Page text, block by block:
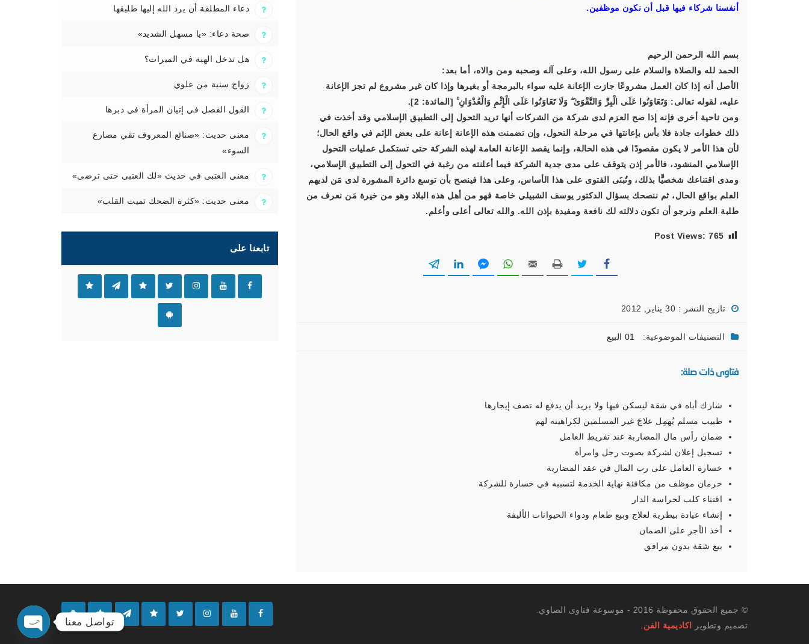
أنفسنا شركاء فيها قبل أن نكون موظفين.
بسم الله الرحمن الرحيم
الحمد لله والصلاة والسلام على رسول الله، وعلى آله وصحبه ومن والاه، أما بعد:
الأصل أنه إذا كان العمل مشروعًا جازت الإعانة عليه سواء بالبرمجة أو بغيرها وإذا كان غير مشروع لم تجز الإعانة
عليه، لقوله تعالى: وَتَعَاوَنُوا عَلَى الْبِرِّ وَالتَّقْوَىٰ ۖ وَلَا تَعَاوَنُوا عَلَى الْإِثْمِ وَالْعُدْوَانِ ۚ [المائدة: 2].
ومن ناحية أخرى فإنه إذا صح العزم لدى شركة من الشركات أنها تريد التحول إلى التطبيق الإسلامي وقد أخذت في
ذلك خطوات جادة فلا بأس بإعانتها في مرحلة التحول، وإن تضمنت هذه الإعانة إعانة على بعض الإثم في واقع الحال؛
لأن هذا الأمر لا يكون مقصودًا في هذه الحالة، وإنما يقصد الإعانة العامة لهذه الشركة حتى تستكمل عمليات التحول
الإسلامي المنشود، فالأمر إذن يتوقف على مدى جدية الشركة فيما أعلنته من رغبة في التحول إلى التطبيق الإسلامي،
ومدى اقتناعك شخصيًّا بذلك، وتُبنَى الفتوى على هذا الأساس، وعلى هذا فينصح بأن توسع دائرة المشورة لدى مَن لديهم
العلم بواقع الحال، ثم ننصحك بسؤال الدكتور يوسف الشبيلي خاصة فهو من أهل هذه البلاد وهو من خيرة مَن نعرف من
طلبة العلم ونرجو أن تكون دلالته لك نافعة ومفيدة بإذن الله. والله تعالى أعلى وأعلم.
Post Views: 765
تاريخ النشر : 30 يناير, 2012
التصنيفات الموضوعية: 01 البيع
فتاوى ذات صلة:
شارك أباه في شقة ليسكن فيها ولا يريد أن يدفع له نصف إيجارها
طبيب مسلم يُهمِل علاجَ غير المسلمين لكراهيته لهم
ضمان رأس مال المضاربة عند تفريط العامل
تسجيل إعلان لشركة بصوت رجل وامرأة
خسارة العامل على رب المال في عقد المضاربة
حرمان موظف من مكافئة نهاية الخدمة لتسببه في خسارة للشركة
اقتناء كلب لحراسة الدار
إنشاء عيادة بيطرية لعلاج وبيع طعام ودواء الحيوانات الأليفة
أخذ الأجر على الضمان
بيع شقة بدون مرافق
دعاء المطلقة أن يرد الله إليها طليقها
صحة دعاء: «يا مسهل الشديد»
هل تدخل الهبة في الميراث؟
زواج سنية من علوي
القول الفصل في إتيان المرأة في دبرها
معنى حديث: «صنائع المعروف تقي مصارع
السوء»
معنى العتبى في حديث «لك العتبى حتى ترضى»
معنى حديث: «كثرة الضحك تميت القلب»
تابعنا على
© جميع الحقوق محفوظة 2016 - موسوعة فتاوى الصاوي.
تصميم وتطوير
اكاديمية الفن تواصل معنا